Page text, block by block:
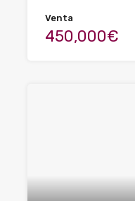
Venta
450,000€